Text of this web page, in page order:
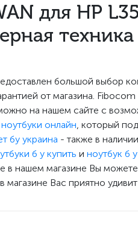
для HP
техника
большой выбор
от магазина. Fibocom
на нашем сайте с
ноутбуки онлайн, который
бу украина - также в
б у купить и ноутбук б
в нашем магазине Вы
магазине Вас приятно удивит